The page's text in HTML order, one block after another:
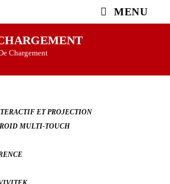
MENU
Chargement
ET PROJECTION
MULTI-TOUCH